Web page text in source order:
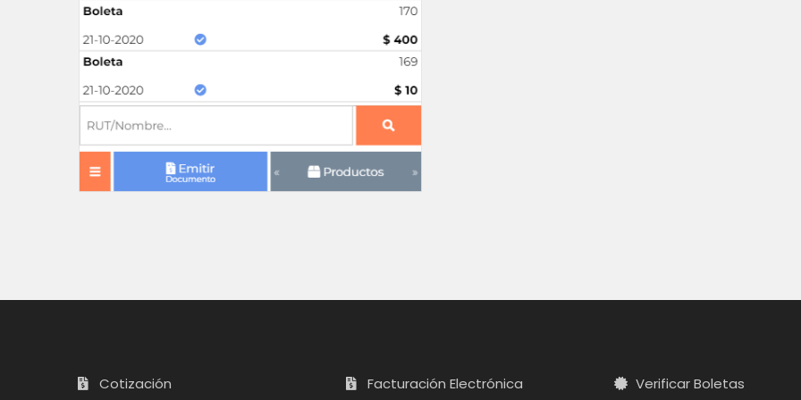
Cotización
Facturación Electrónica
Verificar Boletas